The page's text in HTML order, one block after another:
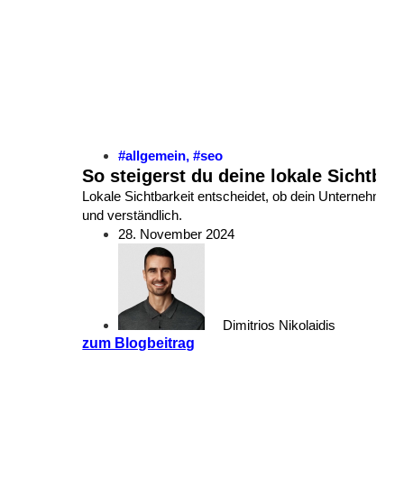
#allgemein,#seo
So steigerst du deine lokale
Lokale Sichtbarkeit entscheidet, ob dein
und verständlich.
28. November 2024
Dimitrios Nikolaidis
zum Blogbeitrag